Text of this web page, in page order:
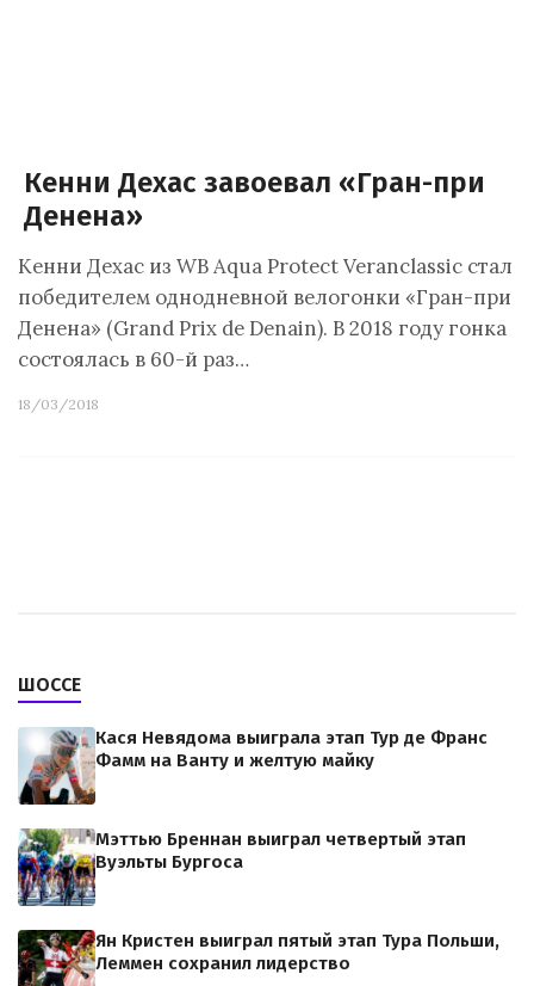
Кенни Дехас завоевал «Гран-при
Денена»
Кенни Дехас из WB Aqua Protect Veranclassic стал
победителем однодневной велогонки «Гран-при
Денена» (Grand Prix de Denain). В 2018 году гонка
состоялась в 60-й раз…
18/03/2018
ШОССЕ
Кася Невядома выиграла этап Тур де Франс
Фамм на Ванту и желтую майку
Мэттью Бреннан выиграл четвертый этап
Вуэльты Бургоса
Ян Кристен выиграл пятый этап Тура Польши,
Леммен сохранил лидерство